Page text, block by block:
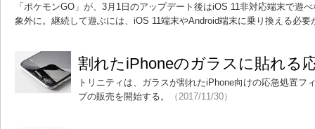
「ポケモンGO」が、3月1日のアップデート後はiOS 11非対応端末で遊
象外に。継続して遊ぶには、iOS 11端末やAndroid端末に乗り換える必要
割れたiPhoneのガラスに貼れる
トリニティは、ガラスが割れたiPhone向けの応急処置フ
プの販売を開始する。
（2017/11/30）